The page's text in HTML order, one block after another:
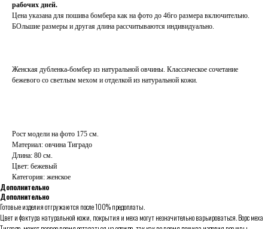
рабочих дней.
Цена указана для пошива бомбера как на фото до 46го размера включительно.
БОльшие размеры и другая длина рассчитываются индивидуально.
Женская дубленка-бомбер из натуральной овчины. Классическое сочетание
бежевого со светлым мехом и отделкой из натуральной кожи.
Рост модели на фото 175 см.
Материал: овчина Тиградо
Длина: 80 см.
Цвет: бежевый
Категория: женское
Дополнительно
Дополнительно
Готовые изделия отгружаются после 100% предоплаты.
Цвет и фактура натуральной кожи, покрытия и меха могут незначительно варьироваться. Ворс меха